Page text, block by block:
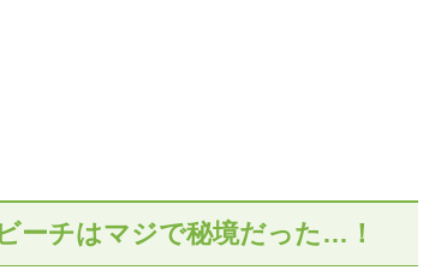
ーチはマジで秘境だった…！